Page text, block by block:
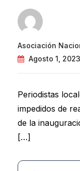
Asociación
Agosto 1, 2023
Periodistas
impedidos de
de la
[…]